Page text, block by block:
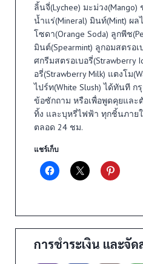
ลิ้นจี่(Lychee) มะม่วง(Mango)
น้ำแร่(Mineral) มินท์(Mint) ผล
โซดา(Orange Soda) ลูกพีช
มินต์(Spearmint) ลูกอมสตรอเ
ศกรีมสตรอเบอรี่(Strawberry
อรี่(Strawberry Milk) แตงโม
ไปร์ท(White Slush) ได้ทันที
ข้อซักถาม หรือเพื่อพูดคุยแล
ทิ้ง และบุหรี่ไฟฟ้า ทุกชิ้นภาย
ตลอด 24 ชม.
แชร์เก็บ
การชำระเงิน และจัด